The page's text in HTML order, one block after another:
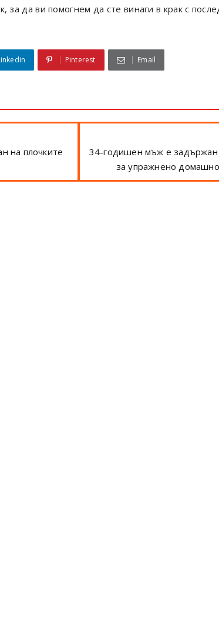
за да ви помогнем да сте винаги в крак с
Pinterest Email
на плочките
34-годишен мъж е задържан
за упражнено